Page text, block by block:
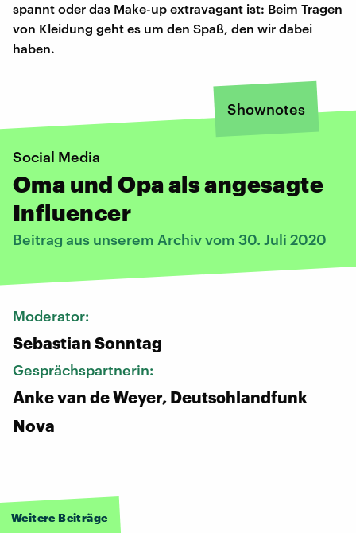
spannt oder das Make-up extravagant ist: Beim Tragen
von Kleidung geht es um den Spaß, den wir dabei
haben.
Shownotes
Social Media
Oma und Opa als angesagte
Influencer
Beitrag aus unserem Archiv vom 30. Juli 2020
Moderator:
Sebastian Sonntag
Gesprächspartnerin:
Anke van de Weyer, Deutschlandfunk
Nova
Weitere Beiträge